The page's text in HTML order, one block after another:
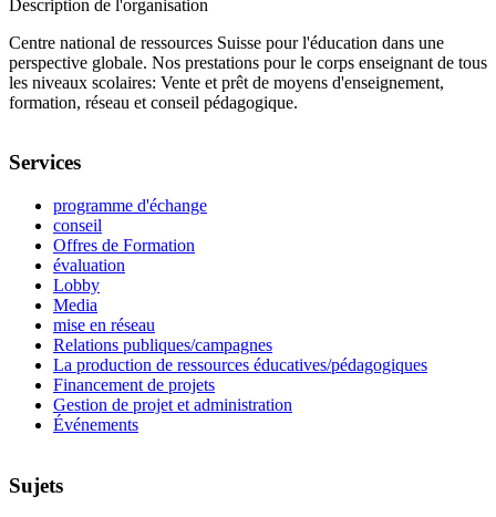
Description de l'organisation
Centre national de ressources Suisse pour l'éducation dans une
perspective globale. Nos prestations pour le corps enseignant de tous
les niveaux scolaires: Vente et prêt de moyens d'enseignement,
formation, réseau et conseil pédagogique.
Services
programme d'échange
conseil
Offres de Formation
évaluation
Lobby
Media
mise en réseau
Relations publiques/campagnes
La production de ressources éducatives/pédagogiques
Financement de projets
Gestion de projet et administration
Événements
Sujets